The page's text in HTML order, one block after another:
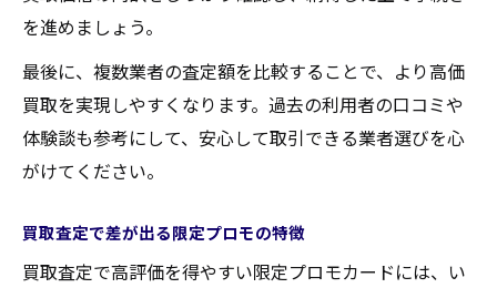
を進めましょう。
最後に、複数業者の査定額を比較することで、より高価
買取を実現しやすくなります。過去の利用者の口コミや
体験談も参考にして、安心して取引できる業者選びを心
がけてください。
買取査定で差が出る限定プロモの特徴
買取査定で高評価を得やすい限定プロモカードには、い